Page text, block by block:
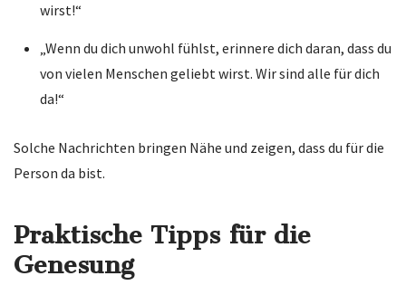
wirst!“
„Wenn du dich unwohl fühlst, erinnere dich daran, dass du
von vielen Menschen geliebt wirst. Wir sind alle für dich
da!“
Solche Nachrichten bringen Nähe und zeigen, dass du für die
Person da bist.
Praktische Tipps für die
Genesung